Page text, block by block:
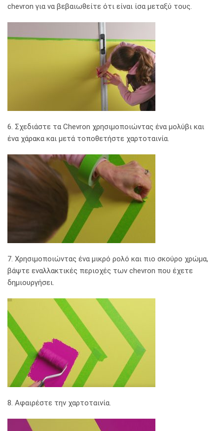
chevron για να βεβαιωθείτε ότι είναι ίσα μεταξύ τους.
6. Σχεδιάστε τα Chevron χρησιμοποιώντας ένα μολύβι και
ένα χάρακα και μετά τοποθετήστε χαρτοταινία.
7. Χρησιμοποιώντας ένα μικρό ρολό και πιο σκούρο χρώμα,
βάψτε εναλλακτικές περιοχές των chevron που έχετε
δημιουργήσει.
8. Αφαιρέστε την χαρτοταινία.